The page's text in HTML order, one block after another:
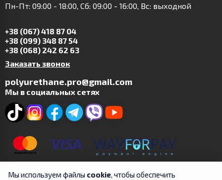
Пн-Пт: 09:00 - 18:00, Сб: 09:00 - 16:00, Вс: выходной
+38 (067) 418 87 04
+38 (099) 348 87 54
+38 (068) 242 62 63
Заказать звонок
polyurethane.pro@gmail.com
Мы в социальных сетях
Мы используем файлы cookie, чтобы обеспечить